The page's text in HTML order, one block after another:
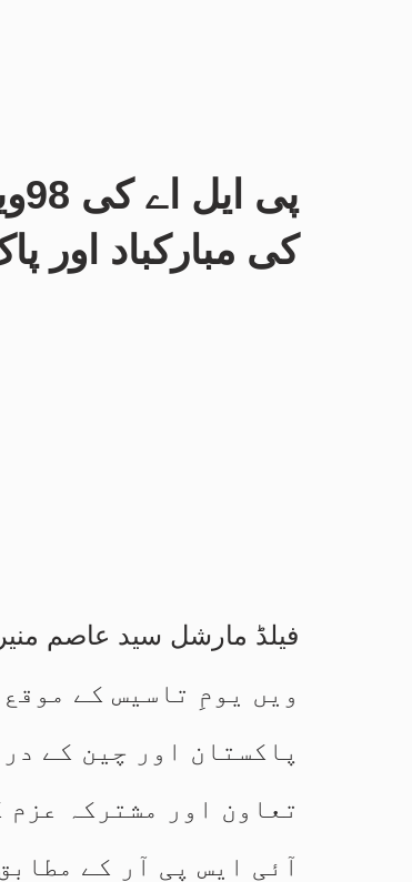
کی مبارکباد اور
ویں یومِ تاسیس کے
پاکستان اور چین کے
تعاون اور مشترکہ عزم
آئی ایس پی آر کے